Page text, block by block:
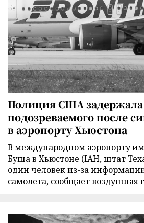
Полиция США задержала
подозреваемого после
в аэропорту Хьюстона
В международном аэропорту
Буша в Хьюстоне (IAH, штат
один человек из-за
самолета, сообщает воздушная